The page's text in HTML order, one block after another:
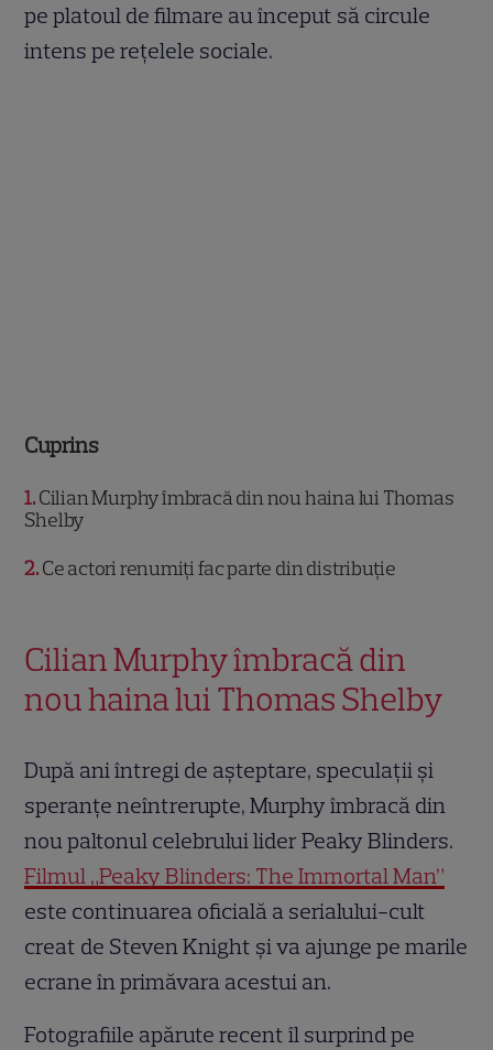
pe platoul de filmare au început să circule
intens pe rețelele sociale.
Cuprins
1 Cilian Murphy îmbracă din nou haina lui Thomas
Shelby
2 Ce actori renumiți fac parte din distribuție
Cilian Murphy îmbracă din
nou haina lui Thomas Shelby
După ani întregi de așteptare, speculații și
speranțe neîntrerupte, Murphy îmbracă din
nou paltonul celebrului lider Peaky Blinders.
Filmul „Peaky Blinders: The Immortal Man”
este continuarea oficială a serialului-cult
creat de Steven Knight și va ajunge pe marile
ecrane în primăvara acestui an.
Fotografiile apărute recent îl surprind pe